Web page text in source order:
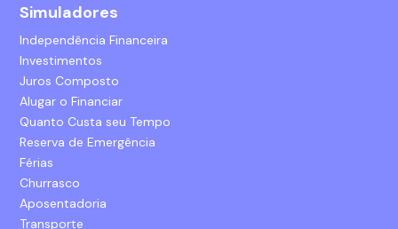
Simuladores
Independência Financeira
Investimentos
Juros Composto
Alugar o Financiar
Quanto Custa seu Tempo
Reserva de Emergência
Férias
Churrasco
Aposentadoria
Transporte